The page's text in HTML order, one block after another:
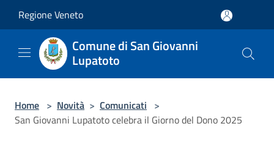
Regione Veneto
Comune di San Giovanni
Lupatoto
Home > Novità > Comunicati >
San Giovanni Lupatoto celebra il Giorno del Dono 2025